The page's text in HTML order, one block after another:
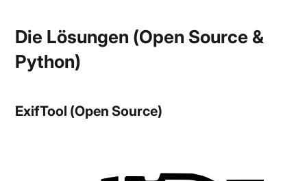
Die Lösungen (Open Source &
Python)
ExifTool (Open Source)